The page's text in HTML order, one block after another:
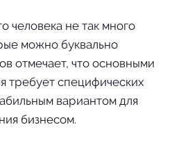
человека не так много
можно буквально
отмечает, что основными
требует специфических
вариантом для
бизнесом.